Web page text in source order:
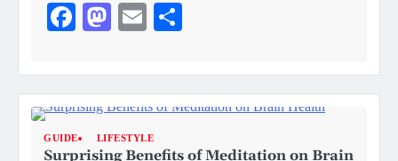
Facebook
Mastodon
Email
GUIDE LIFESTYLE
Surprising Benefits of Meditation on Brain